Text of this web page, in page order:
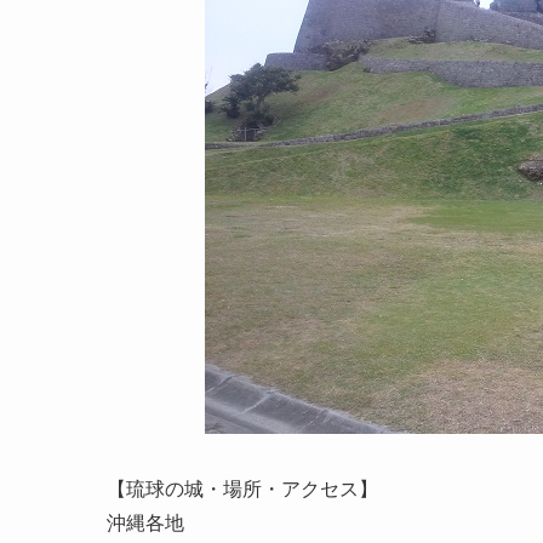
【琉球の城・場所・アクセス】
沖縄各地